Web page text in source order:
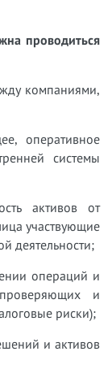
проводиться
компаниями,
оперативное
системы
активов от
участвующие
деятельности;
операций и
и
риски);
и активов